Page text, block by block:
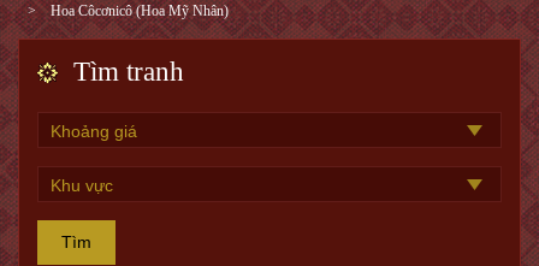
Hoa Côcơnicô (Hoa Mỹ Nhân)
Tìm tranh
Tìm